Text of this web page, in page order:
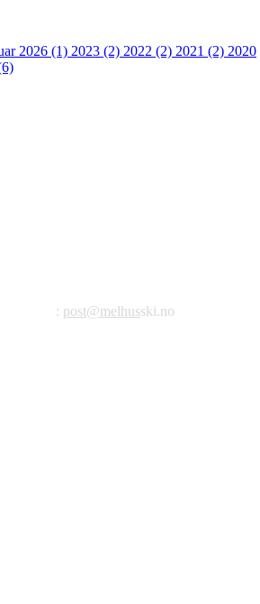
2026 (1) 2023 (2) 2022 (2) 2021 (2) 2020
: post@melhusski.no